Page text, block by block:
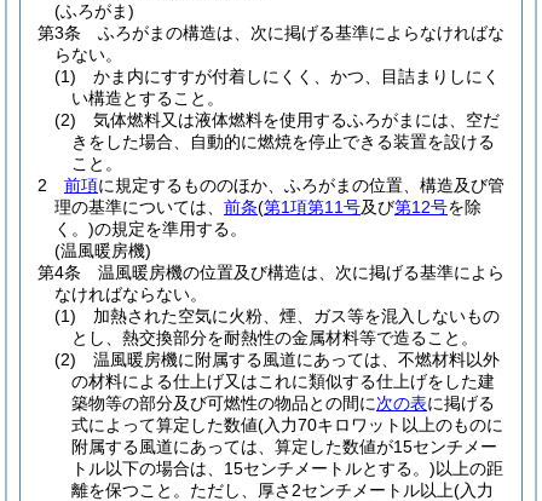
(ふろがま)
第3条
ふろがまの構造は、次に掲げる基準によらなければな
らない。
(1)
かま内にすすが付着しにくく、かつ、目詰まりしにく
い構造とすること。
(2)
気体燃料又は液体燃料を使用するふろがまには、空だ
きをした場合、自動的に燃焼を停止できる装置を設ける
こと。
2
前項に規定するもののほか、ふろがまの位置、構造及び管
理の基準については、 前条(第1項第11号及び第12号を除
く。)の規定を準用する。
(温風暖房機)
第4条
温風暖房機の位置及び構造は、次に掲げる基準によら
なければならない。
(1)
加熱された空気に火粉、煙、ガス等を混入しないもの
とし、熱交換部分を耐熱性の金属材料等で造ること。
(2)
温風暖房機に附属する風道にあっては、不燃材料以外
の材料による仕上げ又はこれに類似する仕上げをした建
築物等の部分及び可燃性の物品との間に次の表に掲げる
式によって算定した数値(入力70キロワット以上のものに
附属する風道にあっては、算定した数値が15センチメー
トル以下の場合は、15センチメートルとする。)以上の距
離を保つこと。 ただし、厚さ2センチメートル以上(入力